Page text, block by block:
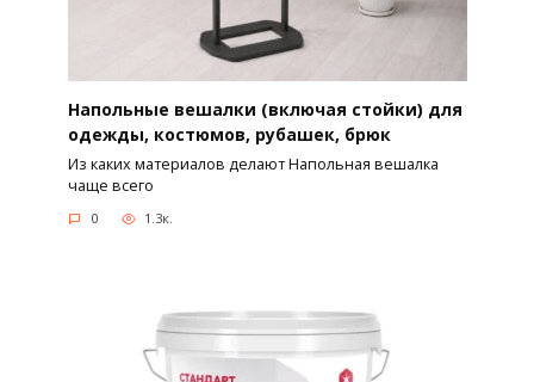
Напольные вешалки (включая стойки) для
одежды, костюмов, рубашек, брюк
Из каких материалов делают Напольная вешалка
чаще всего
0 1.3к.